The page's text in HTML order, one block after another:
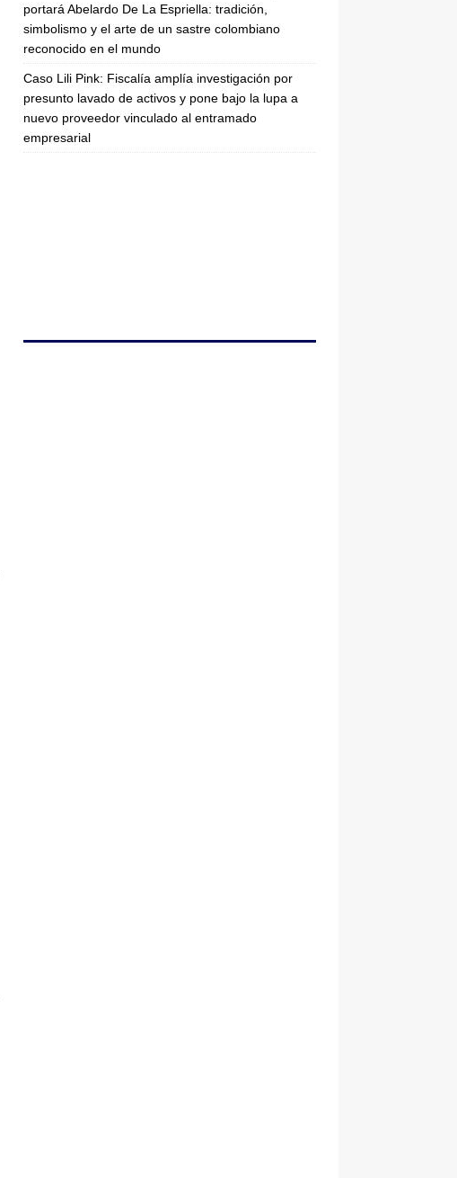
portará Abelardo De La Espriella: tradición,
simbolismo y el arte de un sastre colombiano
reconocido en el mundo
Caso Lili Pink: Fiscalía amplía investigación por
presunto lavado de activos y pone bajo la lupa a
nuevo proveedor vinculado al entramado
empresarial